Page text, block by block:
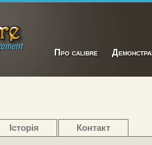
Про calibre
Історія
Контакт